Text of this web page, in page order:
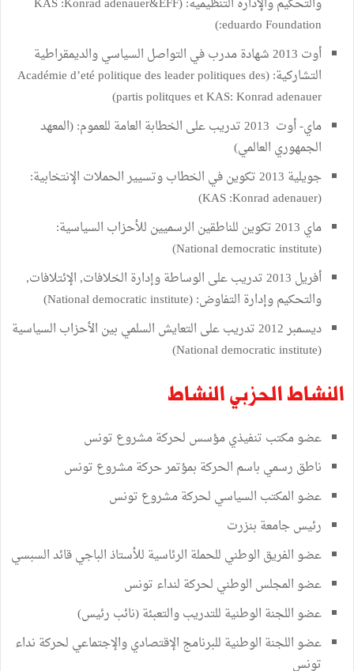
:eduardo Foundation)
أوت 2013 شهادة مدرب في التواصل السياسي والديمقراطية
التشاركية: (Académie d’eté politique des leader politiques des
partis politques et KAS: Konrad adenauer)
ماي- أوت 2013 تدريب على الخطابة العامة للعموم: (المعهد
الجمهوري العالمي)
جويلية 2013 تكوين في الخطاب وتسيير الحملات الإنتخابية:
(KAS :Konrad adenauer)
ماي 2013 تكوين للناطقين الرسميين للأحزاب السياسية:
(National democratic institute)
أفريل 2013 تدريب على الوساطة وإدارة الخلافات, الإئتلافات,
والتحكيم وإدارة التفاوض: (National democratic institute)
ديسمبر 2012 تدريب على التعايش السلمي بين الأحزاب السياسية
(National democratic institute)
النشاط الحزبي النشاط
عضو مكتب تنفيذي مؤسس لحركة مشروع تونس
ناطق رسمي باسم الحركة بمؤتمر حركة مشروع تونس
عضو المكتب السياسي لحركة مشروع تونس
رئيس جامعة بنزرت
عضو الفريق الوطني للحملة الرئاسية للأستاذ الباجي قائد السبسي
عضو المجلس الوطني لحركة لنداء تونس
عضو اللجنة الوطنية للتدريب والتعبئة (نائب رئيس)
عضو اللجنة الوطنية للبرنامج الإقتصادي والإجتماعي لحركة نداء
تونس